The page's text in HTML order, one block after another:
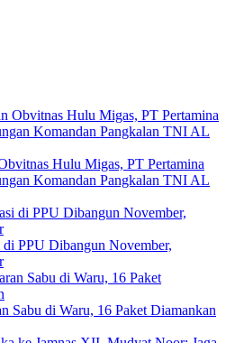
Hulu Migas, PT Pertamina
Komandan Pangkalan TNI AL
PPU Dibangun November,
Sabu di Waru, 16 Paket Diamankan